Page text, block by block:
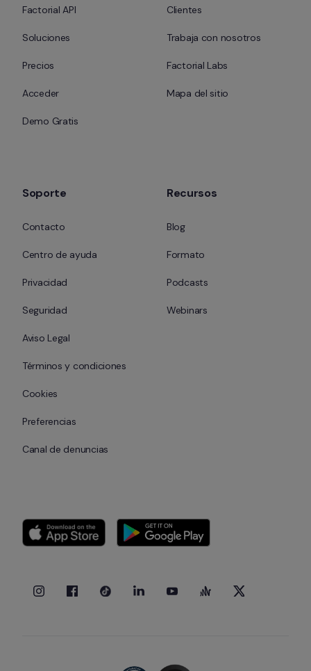
Factorial API
Soluciones
Precios
Acceder
Demo Gratis
Clientes
Trabaja con nosotros
Factorial Labs
Mapa del sitio
Soporte
Contacto
Centro de ayuda
Privacidad
Seguridad
Aviso Legal
Términos y condiciones
Cookies
Preferencias
Canal de denuncias
Recursos
Blog
Formato
Podcasts
Webinars